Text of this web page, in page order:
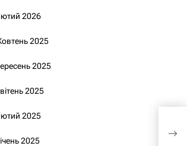
2026
2025
2025
2025
2025
2025
в